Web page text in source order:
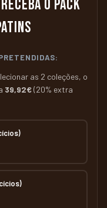
o pack
as 2 coleções, o
39,92€(20% extra